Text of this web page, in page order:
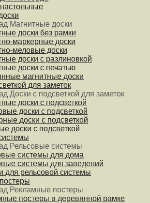
Магнитные доски
доски без рамки
маркерные доски
меловые доски
доски с разлиновкой
доски с печатью
магнитные доски
для заметок
Доски с подсветкой для заметок
доски с подсветкой
доски с подсветкой
доски с подсветкой
доски с подсветкой
Рельсовые системы
системы для дома
системы для заведений
для рельсовой системы
Рекламные постеры
постеры в деревянной рамке